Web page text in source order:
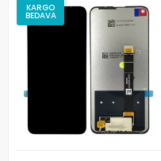
KARGO
BEDAVA